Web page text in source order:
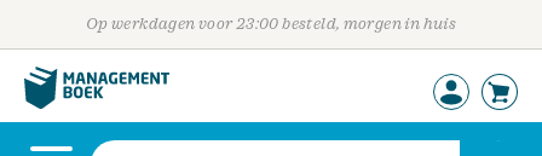
Op werkdagen voor 23:00 besteld, morgen in huis